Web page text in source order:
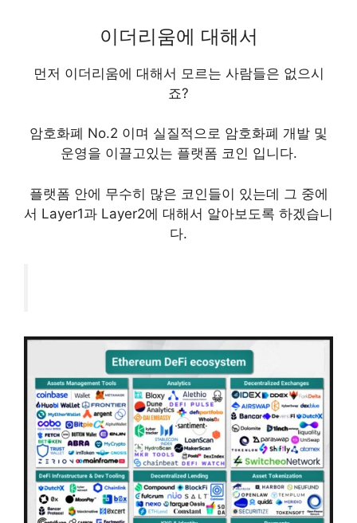
이더리움에 대해서
먼저 이더리움에 대해서 모르는 사람들은 없으시
죠?
암호화폐 No.2 이며 실질적으로 암호화폐 개발 및
운영을 이끌고있는 플랫폼 코인 입니다.
플랫폼 안에 무수히 많은 코인들이 있는데 그 중에
서 Layer1과 Layer2에 대해서 알아보도록 하겠습니
다.